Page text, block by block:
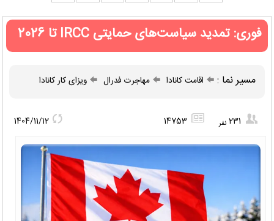
فوری: تمدید سیاست‌های حمایتی IRCC تا 2026
مسیر نما : اقامت کانادا مهاجرت فدرال ویزای کار کانادا
نفر 1404/11/12 14753